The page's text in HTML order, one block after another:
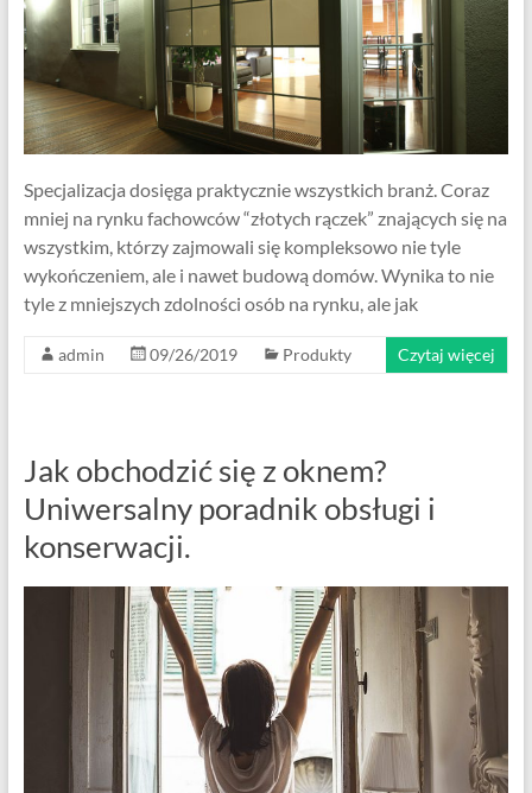
Specjalizacja dosięga praktycznie wszystkich branż. Coraz
mniej na rynku fachowców “złotych rączek” znających się na
wszystkim, którzy zajmowali się kompleksowo nie tyle
wykończeniem, ale i nawet budową domów. Wynika to nie
tyle z mniejszych zdolności osób na rynku, ale jak
admin 09/26/2019 Produkty Czytaj więcej
Jak obchodzić się z oknem?
Uniwersalny poradnik obsługi i
konserwacji.